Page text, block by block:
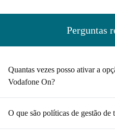
Perguntas
Quantas vezes posso ativar a
Vodafone On?
O que são políticas de gestão de